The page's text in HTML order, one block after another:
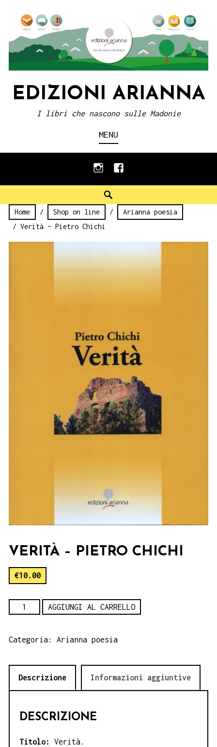
content
EDIZIONI ARIANNA
I libri che nascono sulle Madonie
MENU
instagramfacebook
Home / Shop on line /
Arianna poesia
/ Verità – Pietro Chichi
VERITÀ – PIETRO CHICHI
€10.00
Verità
Pietro
quantità
AGGIUNGI AL CARRELLO
Categoria: Arianna poesia
Descrizione Informazioni aggiuntive
DESCRIZIONE
Titolo:
Verità.